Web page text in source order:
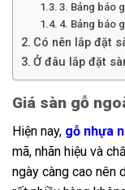
3. Bảng báo
4. Bảng báo
Có nên lắp đặt
Ở đâu lắp đặt
Giá sàn gỗ
Hiện nay, gỗ nhựa
mã, nhãn hiệu và
ngày càng cao nên